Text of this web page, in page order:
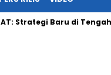
Baru di Tengah